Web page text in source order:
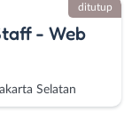
- Web
Selatan
ditutup